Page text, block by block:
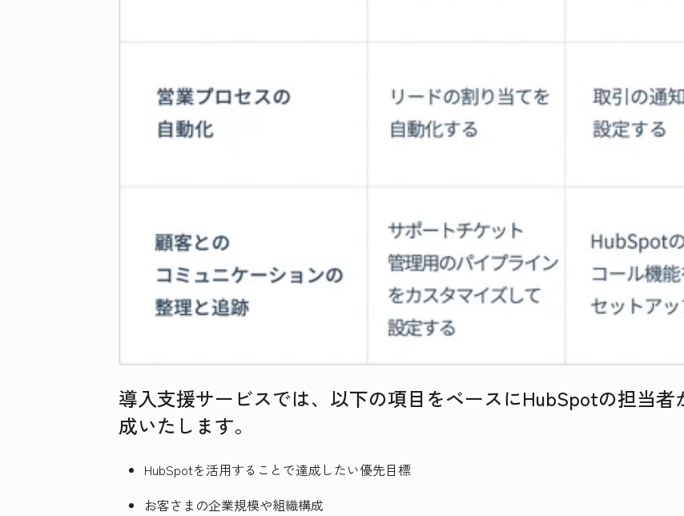
導入支援サービスでは、以下の項目をベースにHubSpotの担当
成いたします。
HubSpotを活用することで達成したい優先目標
お客さまの企業規模や組織構成